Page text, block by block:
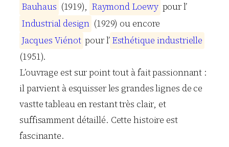
Bauhaus (1919), Raymond Loewy pour l’
Industrial design (1929) ou encore
Jacques Viénot pour l’ Esthétique industrielle
(1951).
L’ouvrage est sur point tout à fait passionnant :
il parvient à esquisser les grandes lignes de ce
vastte tableau en restant très clair, et
suffisamment détaillé. Cette histoire est
fascinante.